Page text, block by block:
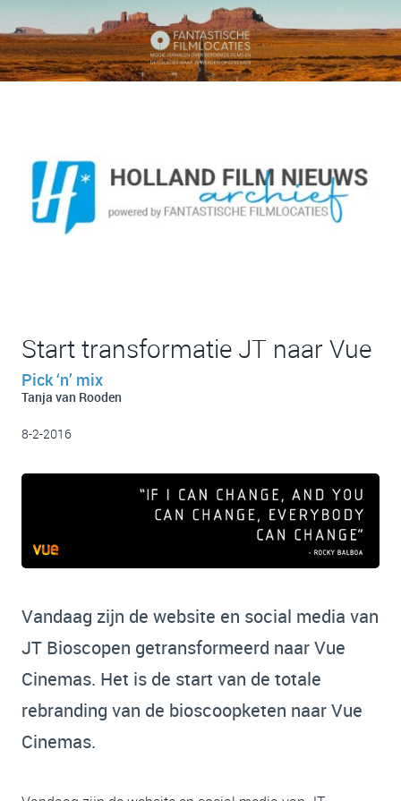
Start transformatie JT naar Vue
Pick ‘n’ mix
Tanja van Rooden
8-2-2016
Vandaag zijn de website en social media van
JT Bioscopen getransformeerd naar Vue
Cinemas. Het is de start van de totale
rebranding van de bioscoopketen naar Vue
Cinemas.